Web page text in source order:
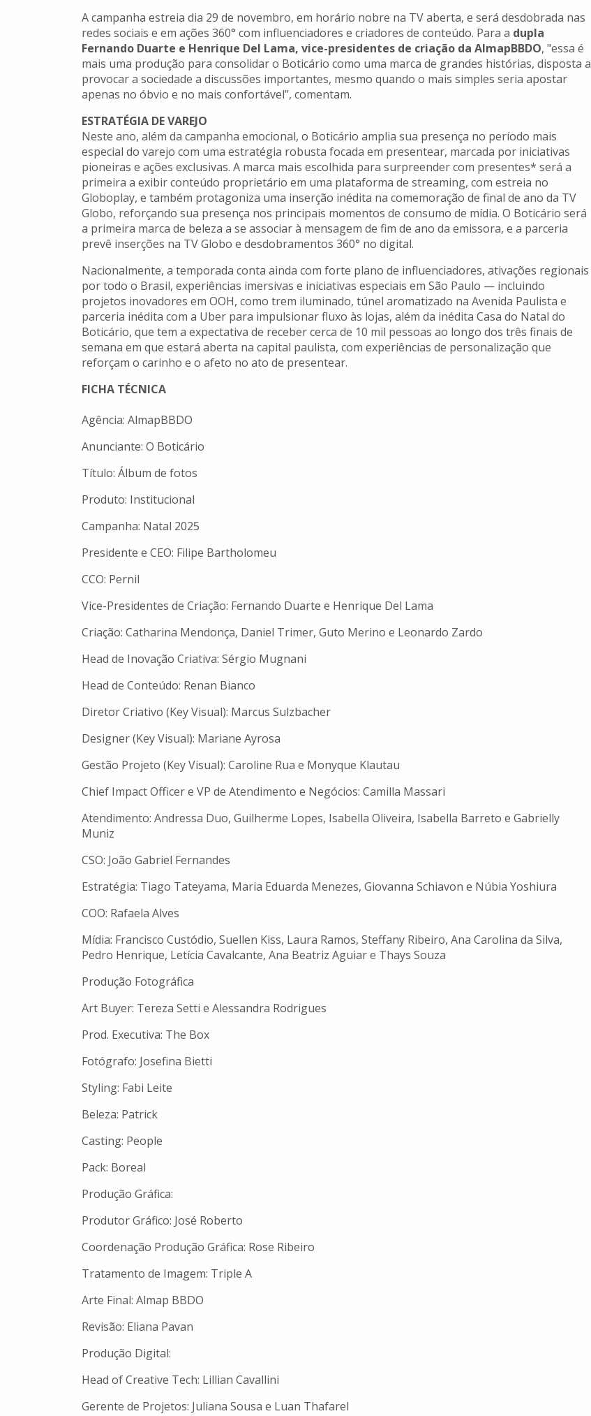
A campanha estreia dia 29 de novembro, em horário nobre na TV aberta, e será desdobrada nas
redes sociais e em ações 360° com influenciadores e criadores de conteúdo. Para a dupla
Fernando Duarte e Henrique Del Lama, vice-presidentes de criação da AlmapBBDO, "essa é
mais uma produção para consolidar o Boticário como uma marca de grandes histórias, disposta a
provocar a sociedade a discussões importantes, mesmo quando o mais simples seria apostar
apenas no óbvio e no mais confortável”, comentam.
ESTRATÉGIA DE VAREJO
Neste ano, além da campanha emocional, o Boticário amplia sua presença no período mais
especial do varejo com uma estratégia robusta focada em presentear, marcada por iniciativas
pioneiras e ações exclusivas. A marca mais escolhida para surpreender com presentes* será a
primeira a exibir conteúdo proprietário em uma plataforma de streaming, com estreia no
Globoplay, e também protagoniza uma inserção inédita na comemoração de final de ano da TV
Globo, reforçando sua presença nos principais momentos de consumo de mídia. O Boticário será
a primeira marca de beleza a se associar à mensagem de fim de ano da emissora, e a parceria
prevê inserções na TV Globo e desdobramentos 360° no digital.
Nacionalmente, a temporada conta ainda com forte plano de influenciadores, ativações regionais
por todo o Brasil, experiências imersivas e iniciativas especiais em São Paulo — incluindo
projetos inovadores em OOH, como trem iluminado, túnel aromatizado na Avenida Paulista e
parceria inédita com a Uber para impulsionar fluxo às lojas, além da inédita Casa do Natal do
Boticário, que tem a expectativa de receber cerca de 10 mil pessoas ao longo dos três finais de
semana em que estará aberta na capital paulista, com experiências de personalização que
reforçam o carinho e o afeto no ato de presentear.
FICHA TÉCNICA
Agência: AlmapBBDO
Anunciante: O Boticário
Título: Álbum de fotos
Produto: Institucional
Campanha: Natal 2025
Presidente e CEO: Filipe Bartholomeu
CCO: Pernil
Vice-Presidentes de Criação: Fernando Duarte e Henrique Del Lama
Criação: Catharina Mendonça, Daniel Trimer, Guto Merino e Leonardo Zardo
Head de Inovação Criativa: Sérgio Mugnani
Head de Conteúdo: Renan Bianco
Diretor Criativo (Key Visual): Marcus Sulzbacher
Designer (Key Visual): Mariane Ayrosa
Gestão Projeto (Key Visual): Caroline Rua e Monyque Klautau
Chief Impact Officer e VP de Atendimento e Negócios: Camilla Massari
Atendimento: Andressa Duo, Guilherme Lopes, Isabella Oliveira, Isabella Barreto e Gabrielly
Muniz
CSO: João Gabriel Fernandes
Estratégia: Tiago Tateyama, Maria Eduarda Menezes, Giovanna Schiavon e Núbia Yoshiura
COO: Rafaela Alves
Mídia: Francisco Custódio, Suellen Kiss, Laura Ramos, Steffany Ribeiro, Ana Carolina da Silva,
Pedro Henrique, Letícia Cavalcante, Ana Beatriz Aguiar e Thays Souza
Produção Fotográfica
Art Buyer: Tereza Setti e Alessandra Rodrigues
Prod. Executiva: The Box
Fotógrafo: Josefina Bietti
Styling: Fabi Leite
Beleza: Patrick
Casting: People
Pack: Boreal
Produção Gráfica:
Produtor Gráfico: José Roberto
Coordenação Produção Gráfica: Rose Ribeiro
Tratamento de Imagem: Triple A
Arte Final: Almap BBDO
Revisão: Eliana Pavan
Produção Digital:
Head of Creative Tech: Lillian Cavallini
Gerente de Projetos: Juliana Sousa e Luan Thafarel